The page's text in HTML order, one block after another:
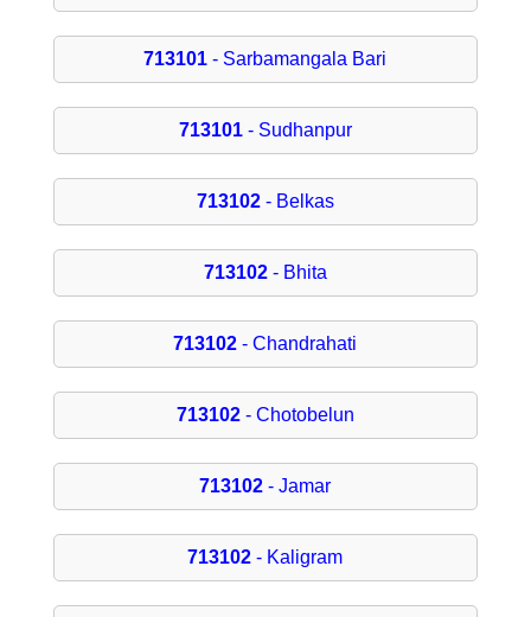
713101 - Sarbamangala Bari
713101- Sudhanpur
713102- Belkas
713102- Bhita
713102 - Chandrahati
713102- Chotobelun
713102 - Jamar
713102 - Kaligram